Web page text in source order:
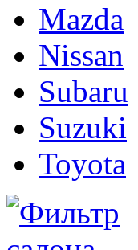
Mazda
Nissan
Subaru
Suzuki
Toyota